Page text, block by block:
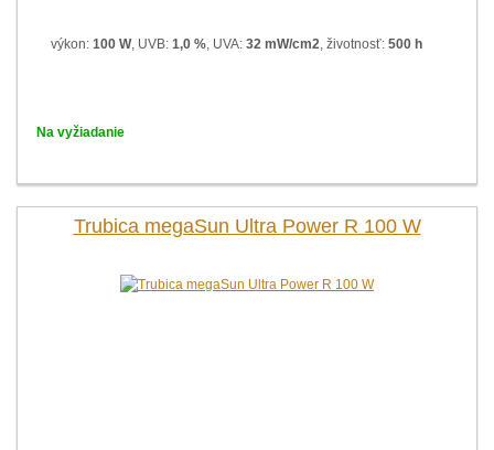
výkon: 100 W, UVB: 1,0 %, UVA: 32 mW/cm2, životnosť: 500 h
Na vyžiadanie
Trubica megaSun Ultra Power R 100 W